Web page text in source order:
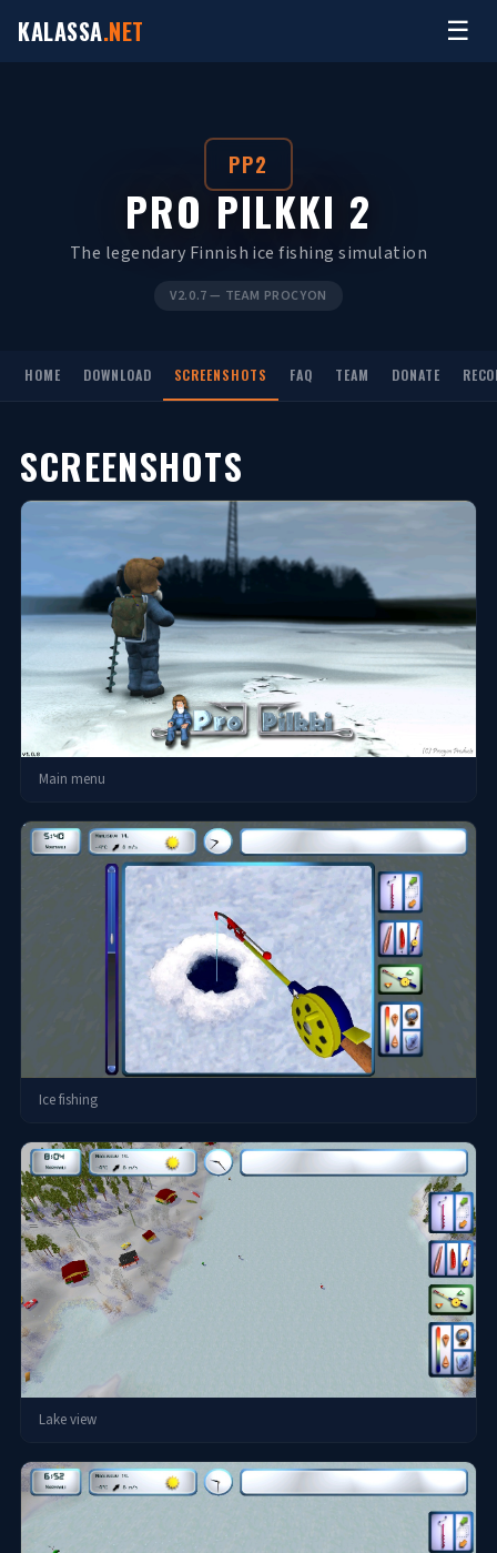
sisältöön
KALASSA.NET ☰
PP2
PRO PILKKI 2
The legendary Finnish ice fishing simulation
V2.0.7 — TEAM PROCYON
HOME DOWNLOAD SCREENSHOTS FAQ TEAM DONATE
SCREENSHOTS
Main menu
Ice fishing
Lake view